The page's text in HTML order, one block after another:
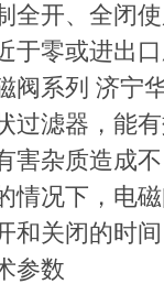
全开、全闭
于零或进出
阀系列 济宁
过滤器，能
害杂质造成
情况下，电
和关闭的时
参数